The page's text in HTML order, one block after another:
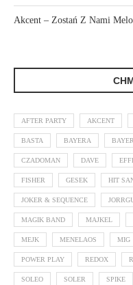
Akcent – Zostań Z Nami
AFTER PARTY AKCENT
BASTA BAYERA
CZADOMAN DAVE
FISHER GESEK HIT
JOKER & SEQUENCE
MAGIK BAND MAJKEL
MEJK MENELAOS MIG
POWER PLAY REDOX
SOLEO SOLER SPIKE